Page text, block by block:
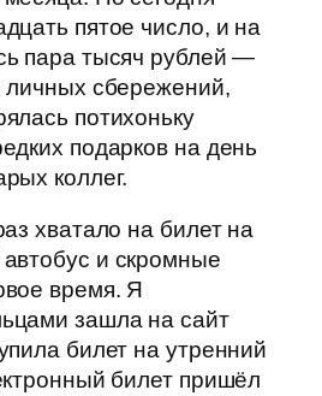
пятое число, и на
пара тысяч рублей —
личных сбережений,
потихоньку
подарков на день
коллег.
хватало на билет на
и скромные
время. Я
зашла на сайт
билет на утренний
билет пришёл